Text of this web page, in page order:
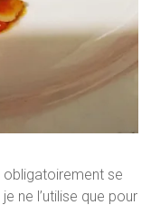
obligatoirement se
ne l’utilise que pour